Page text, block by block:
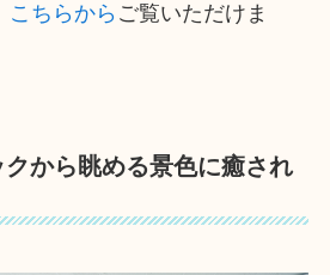
こちらから ご覧いただけま
から眺める景色に癒され